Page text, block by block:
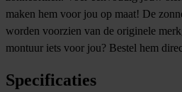
maken hem voor jou op maat! De
worden voorzien van de originele
montuur iets voor jou? Bestel hem
Specificaties